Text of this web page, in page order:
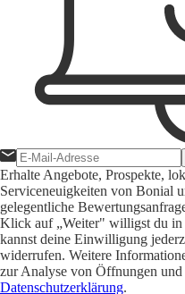
Erhalte Angebote, Prospekte,
Serviceneuigkeiten von Bonial
gelegentliche
Klick auf „Weiter" willigst du in
kannst deine Einwilligung
widerrufen. Weitere
zur Analyse von Öffnungen
Datenschutzerklärung.